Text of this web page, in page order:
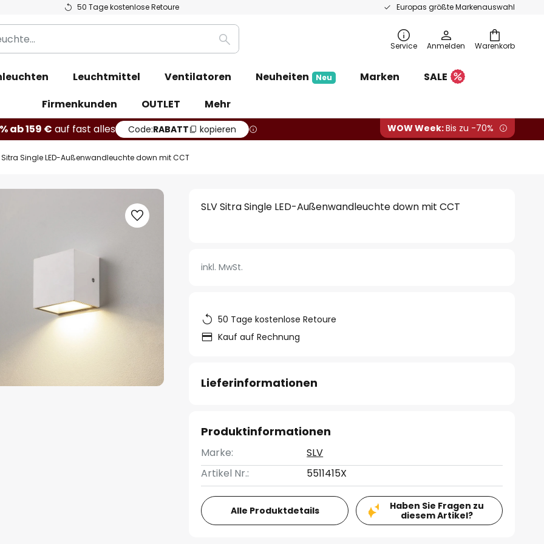
50 Tage kostenlose Retoure Europas größte Markenauswahl
Warenkorb
Suche Service Anmelden
Leuchtmittel Ventilatoren Neuheiten Neu Marken
SALE
Firmenkunden
OUTLET
Mehr
ab 159 € auf fast alles Code:RABATT kopieren WOW Week:Bis zu -70%
Sitra Single LED-Außenwandleuchte down mit CCT
SLV Sitra Single LED-Außenwandleuchte down mit CCT
inkl. MwSt.
50 Tage kostenlose Retoure
Kauf auf Rechnung
Lieferinformationen
Produktinformationen
Marke:
SLV
Artikel Nr.:
5511415X
Alle Produktdetails
Haben Sie Fragen zu
diesem Artikel?